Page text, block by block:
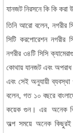
যানজট নিরসনে কি কি করা
তিনি আরো বলেন, নগরীর
সিটি করপোরেশন নগরীর
নগরীর ৩৪টি সিসি
কোথায় যানজট এবং অপরাধ
এবং সেই অনুযায়ী ব্যবস্থা
বলেন, গত ১০ বছরে
কয়েক গুন। এর অনেক
অল্প সময়ে অনেক কিছুরই